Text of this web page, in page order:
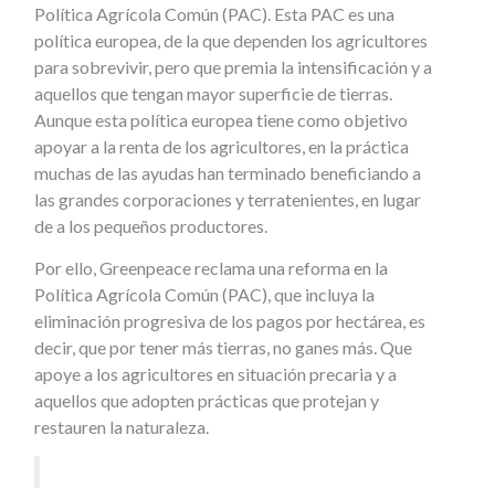
Política Agrícola Común (PAC). Esta PAC es una
política europea, de la que dependen los agricultores
para sobrevivir, pero que premia la intensificación y a
aquellos que tengan mayor superficie de tierras.
Aunque esta política europea tiene como objetivo
apoyar a la renta de los agricultores, en la práctica
muchas de las ayudas han terminado beneficiando a
las grandes corporaciones y terratenientes, en lugar
de a los pequeños productores.
Por ello, Greenpeace reclama una reforma en la
Política Agrícola Común (PAC), que incluya la
eliminación progresiva de los pagos por hectárea, es
decir, que por tener más tierras, no ganes más. Que
apoye a los agricultores en situación precaria y a
aquellos que adopten prácticas que protejan y
restauren la naturaleza.